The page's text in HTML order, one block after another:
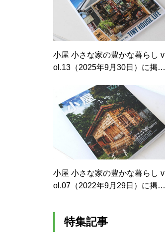
小屋 小さな家の豊かな暮らし v
ol.13（2025年9月30日）に掲載
小屋 小さな家の豊かな暮らし v
ol.07（2022年9月29日）に掲載
特集記事